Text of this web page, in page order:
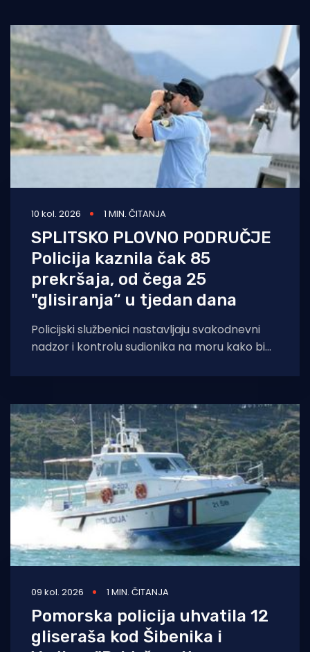
Turizam i nautika
Pomorstvo
Ribolov
Ekologija
Tradicija i kultura
10 kol. 2026 1 MIN. ČITANJA
SPLITSKO PLOVNO PODRUČJE
Policija kaznila čak 85
prekršaja, od čega 25
"glisiranja“ u tjedan dana
Policijski službenici nastavljaju svakodnevni
nadzor i kontrolu sudionika na moru kako bi
razini, a
09 kol. 2026 1 MIN. ČITANJA
Pomorska policija uhvatila 12
gliseraša kod Šibenika i